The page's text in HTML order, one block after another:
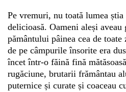
Pe vremuri, nu toată lumea știa
delicioasă. Oameni aleși
pământului pâinea cea de
de pe câmpurile însorite era
încet într-o făină fină
rugăciune, brutarii frământau
puternice și curate și coaceau